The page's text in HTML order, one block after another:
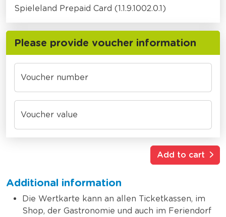
Spieleland Prepaid Card (1.1.9.1002.0.1)
Please provide voucher information
Voucher number
Voucher value
Add to cart
Additional information
Die Wertkarte kann an allen Ticketkassen, im
Shop, der Gastronomie und auch im Feriendorf